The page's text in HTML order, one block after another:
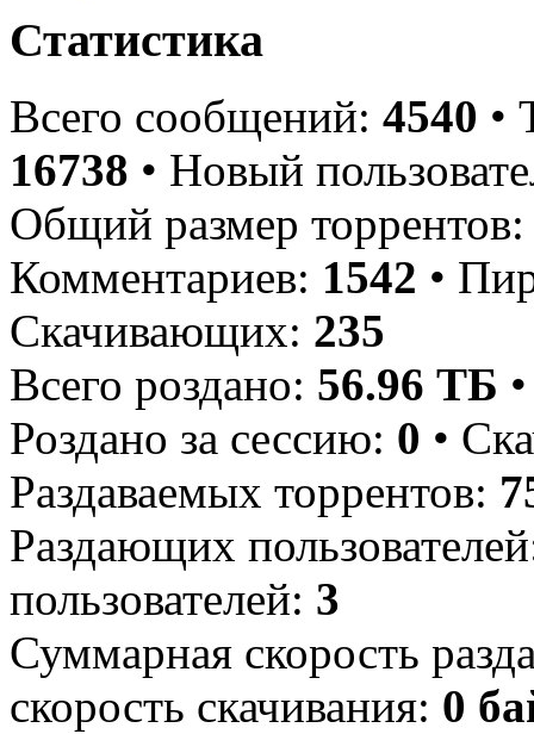
Статистика
Всего сообщений: 4540 •
16738 • Новый
Общий размер
Комментариев: 1542 •
Скачивающих: 235
Всего роздано: 56.96 ТБ
Роздано за сессию: 0 •
Раздаваемых торрентов:
Раздающих
пользователей: 3
Суммарная скорость
скорость скачивания: 0